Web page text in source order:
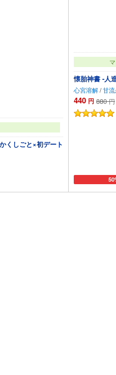
くしごと×初デート
懐胎神書 -人
心宮溶解/甘
440 円 880 円
カ